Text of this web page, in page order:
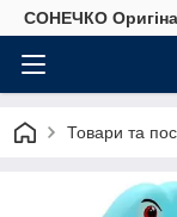
СОНЕЧКО
Товари та